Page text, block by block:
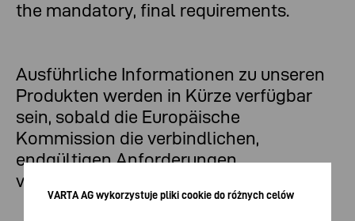
the mandatory, final requirements.
Ausführliche Informationen zu unseren
Produkten werden in Kürze verfügbar
sein, sobald die Europäische
Kommission die verbindlichen,
endgültigen Anforderungen
veröffentlicht hat.
VARTA AG wykorzystuje pliki cookie do różnych celów